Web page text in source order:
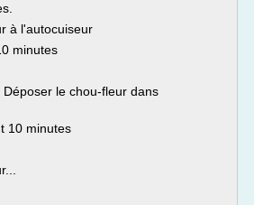
à l'autocuiseur
minutes
le chou-fleur dans
10 minutes